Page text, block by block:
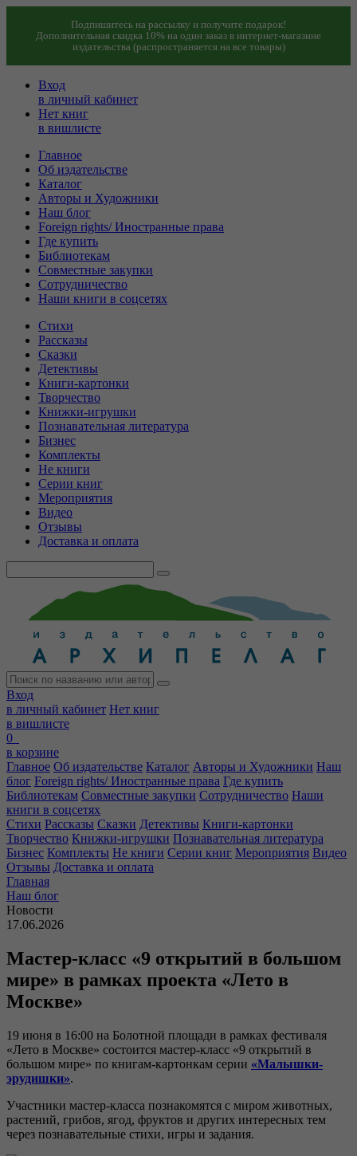
Подпишитесь на рассылку и получите подарок!
Дополнительная скидка 10% на один заказ в интернет-магазине
издательства (распространяется на все товары)
Вход
в личный кабинет
Нет книг
в вишлисте
Главное
Об издательстве
Каталог
Авторы и Художники
Наш блог
Foreign rights/ Иностранные права
Где купить
Библиотекам
Совместные закупки
Сотрудничество
Наши книги в соцсетях
Стихи
Рассказы
Сказки
Детективы
Книги-картонки
Творчество
Книжки-игрушки
Познавательная литература
Бизнес
Комплекты
Не книги
Серии книг
Мероприятия
Видео
Отзывы
Доставка и оплата
Вход
в личный кабинет Нет книг
в вишлисте
0
в корзине
Главное Об издательстве Каталог Авторы и Художники Наш
блог Foreign rights/ Иностранные права Где купить
Библиотекам Совместные закупки Сотрудничество Наши
книги в соцсетях
Стихи Рассказы Сказки Детективы Книги-картонки
Творчество Книжки-игрушки Познавательная литература
Бизнес Комплекты Не книги Серии книг Мероприятия Видео
Отзывы Доставка и оплата
Главная
Наш блог
Новости
17.06.2026
Мастер-класс «9 открытий в большом
мире» в рамках проекта «Лето в
Москве»
19 июня в 16:00 на Болотной площади в рамках фестиваля
«Лето в Москве» состоится мастер-класс «9 открытий в
большом мире» по книгам-картонкам серии «Малышки-
эрудишки».
Участники мастер-класса познакомятся с миром животных,
растений, грибов, ягод, фруктов и других интересных тем
через познавательные стихи, игры и задания.